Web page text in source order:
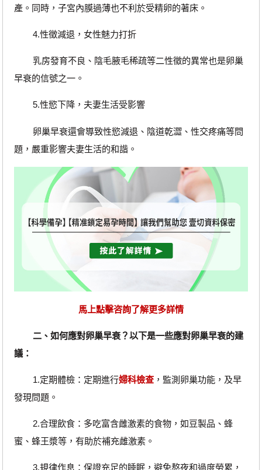
產。同時，子宮內膜過薄也不利於受精卵的著床。
4.性徵減退，女性魅力打折
乳房發育不良、陰毛腋毛稀疏等二性徵的異常也是卵巢
早衰的信號之一。
5.性慾下降，夫妻生活受影響
卵巢早衰還會導致性慾減退、陰道乾澀、性交疼痛等問
題，嚴重影響夫妻生活的和諧。
馬上點擊咨詢了解更多詳情
二、如何應對卵巢早衰？以下是一些應對卵巢早衰的建
議：
1.定期體檢：定期進行婦科檢查，監測卵巢功能，及早
發現問題。
2.合理飲食：多吃富含雌激素的食物，如豆製品、蜂
蜜、蜂王漿等，有助於補充雌激素。
3.規律作息：保證充足的睡眠，避免熬夜和過度勞累，